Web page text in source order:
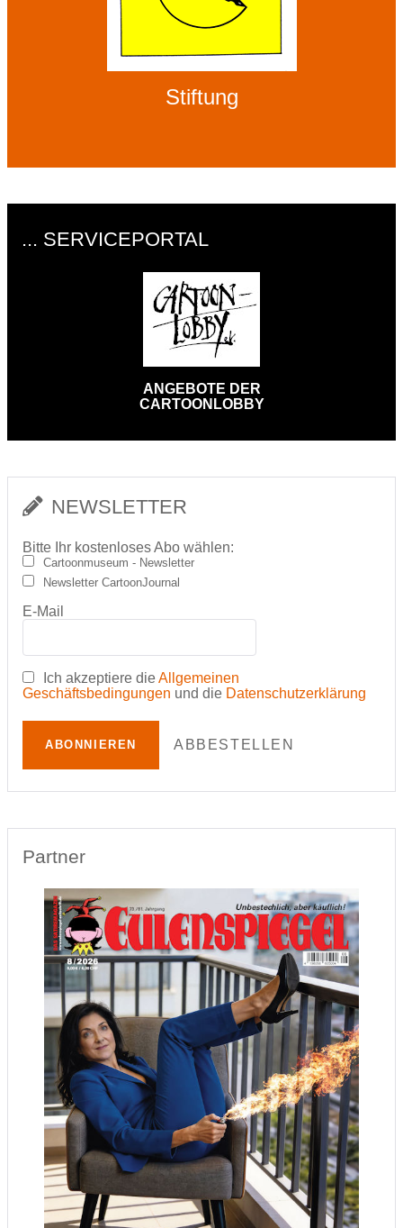
Stiftung
... SERVICEPORTAL
ANGEBOTE DER
CARTOONLOBBY
NEWSLETTER
Bitte Ihr kostenloses Abo wählen:
Cartoonmuseum - Newsletter
Newsletter CartoonJournal
E-Mail
Ich akzeptiere dieAllgemeinen
Geschäftsbedingungen und die Datenschutzerklärung
ABONNIEREN ABBESTELLEN
Partner